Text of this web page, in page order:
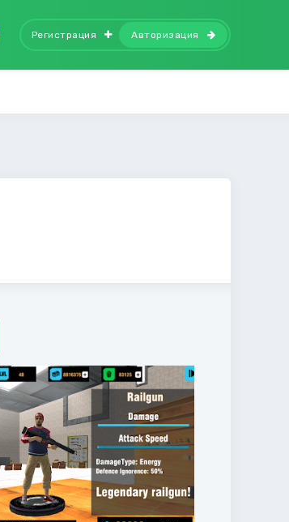
Регистрация Авторизация